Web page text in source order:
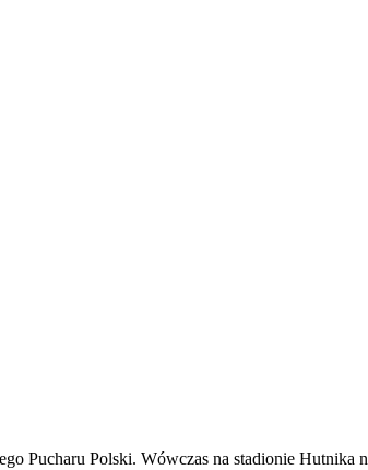
Pucharu Polski. Wówczas na stadionie Hutnika